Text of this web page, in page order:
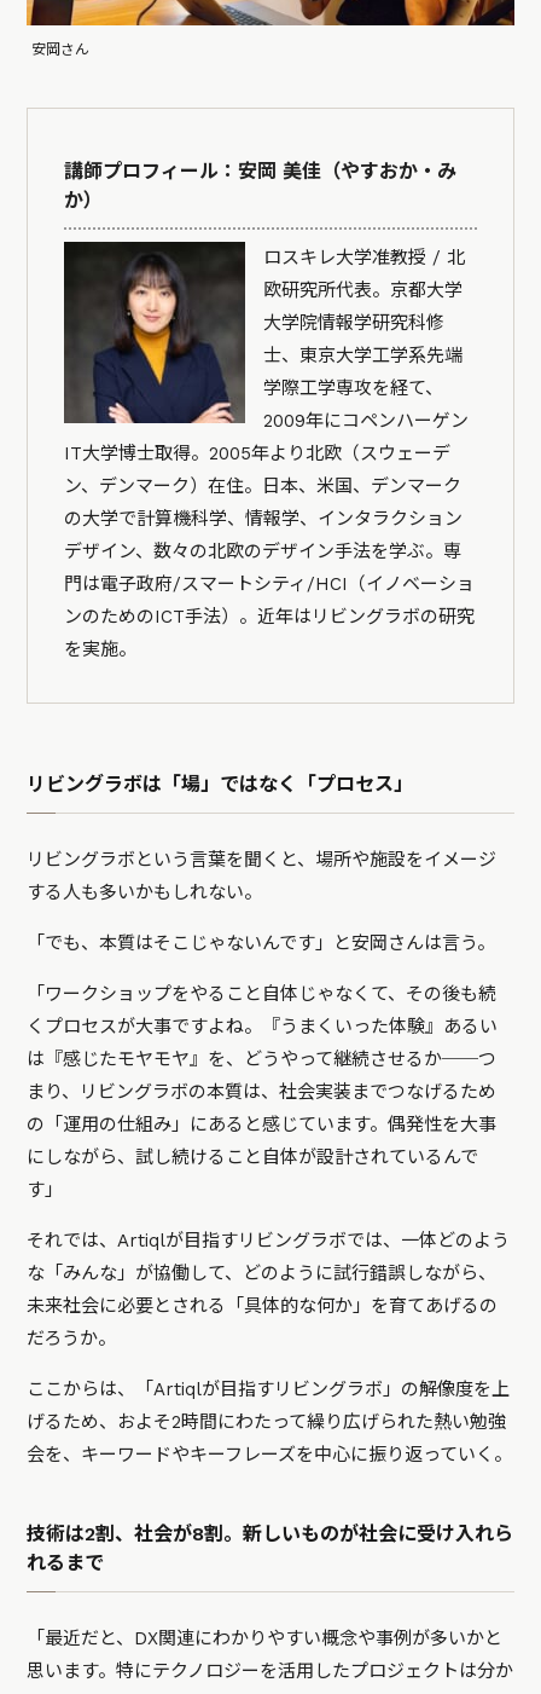
安岡さん
講師プロフィール：安岡 美佳（やすおか・み
か）
ロスキレ大学准教授 / 北
欧研究所代表。京都大学
大学院情報学研究科修
士、東京大学工学系先端
学際工学専攻を経て、
2009年にコペンハーゲン
IT大学博士取得。2005年より北欧（スウェーデ
ン、デンマーク）在住。日本、米国、デンマーク
の大学で計算機科学、情報学、インタラクション
デザイン、数々の北欧のデザイン手法を学ぶ。専
門は電子政府/スマートシティ/HCI（イノベーショ
ンのためのICT手法）。近年はリビングラボの研究
を実施。
リビングラボは「場」ではなく「プロセス」
リビングラボという言葉を聞くと、場所や施設をイメージ
する人も多いかもしれない。
「でも、本質はそこじゃないんです」と安岡さんは言う。
「ワークショップをやること自体じゃなくて、その後も続
くプロセスが大事ですよね。『うまくいった体験』あるい
は『感じたモヤモヤ』を、どうやって継続させるか──つ
まり、リビングラボの本質は、社会実装までつなげるため
の「運用の仕組み」にあると感じています。偶発性を大事
にしながら、試し続けること自体が設計されているんで
す」
それでは、Artiqlが目指すリビングラボでは、一体どのよう
な「みんな」が協働して、どのように試行錯誤しながら、
未来社会に必要とされる「具体的な何か」を育てあげるの
だろうか。
ここからは、「Artiqlが目指すリビングラボ」の解像度を上
げるため、およそ2時間にわたって繰り広げられた熱い勉強
会を、キーワードやキーフレーズを中心に振り返っていく。
技術は2割、社会が8割。新しいものが社会に受け入れら
れるまで
「最近だと、DX関連にわかりやすい概念や事例が多いかと
思います。特にテクノロジーを活用したプロジェクトは分か